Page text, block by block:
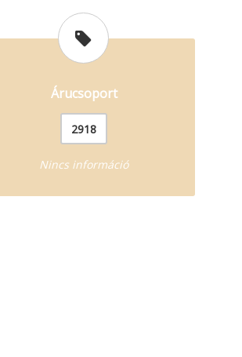
Árucsoport
2918
Nincs információ